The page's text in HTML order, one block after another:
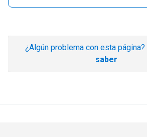
¿Algún problema con esta página?
saber